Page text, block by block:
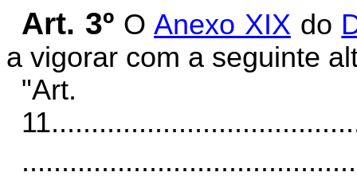
Art. 3º OAnexo XIX do
a vigorar com a seguinte
"Art.
11.